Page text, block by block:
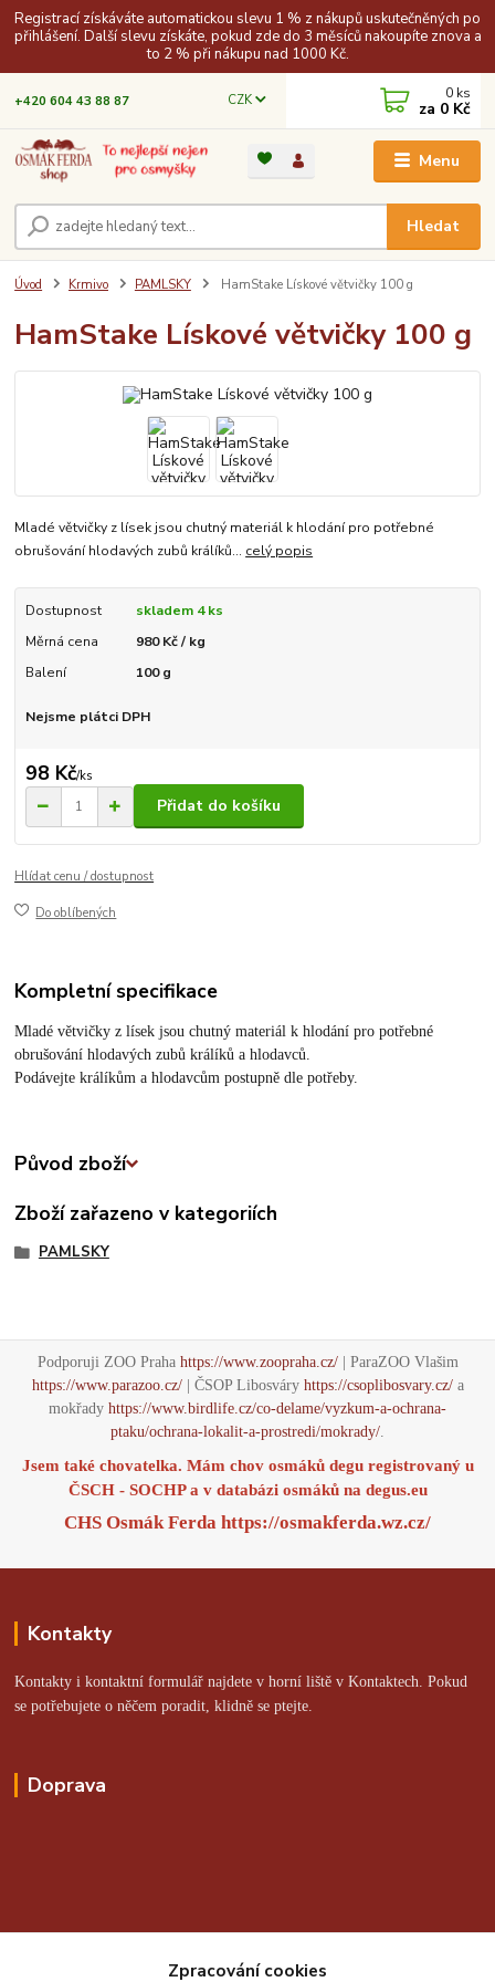
Registrací získáváte automatickou slevu 1 % z nákupů uskutečněných po
přihlášení. Další slevu získáte, pokud zde do 3 měsíců nakoupíte znova a
to 2 % při nákupu nad 1000 Kč.
Menu
CZK
Hledat
+420 604 43 88 87 0 ks
za 0 Kč
Úvod Krmivo PAMLSKY HamStake Lískové větvičky 100 g
HamStake Lískové větvičky 100 g
Mladé větvičky z lísek jsou chutný materiál k hlodání pro potřebné
obrušování hlodavých zubů králíků... celý popis
Dostupnost
skladem 4 ks
Měrná cena
980 Kč / kg
Balení
100 g
Nejsme plátci DPH
98 Kč/ks
Přidat do košíku
Hlídat cenu / dostupnost
Do oblíbených
Kompletní specifikace
Mladé větvičky z lísek jsou chutný materiál k hlodání pro potřebné
obrušování hlodavých zubů králíků a hlodavců.
Podávejte králíkům a hlodavcům postupně dle potřeby.
Původ zboží
Zboží zařazeno v kategoriích
PAMLSKY
Podporuji ZOO Praha https://www.zoopraha.cz/| ParaZOO Vlašim
https://www.parazoo.cz/| ČSOP Libosváry https://csoplibosvary.cz/a
mokřady https://www.birdlife.cz/co-delame/vyzkum-a-ochrana-
ptaku/ochrana-lokalit-a-prostredi/mokrady/
Jsem také chovatelka. Mám chov osmáků degu registrovaný u
ČSCH - SOCHP a v databázi osmáků na degus.eu
CHS Osmák Ferda https://osmakferda.wz.cz/
Kontakty
Kontakty i kontaktní formulář najdete v horní liště v Kontaktech. Pokud
se potřebujete o něčem poradit, klidně se ptejte.
Doprava
Zpracování cookies